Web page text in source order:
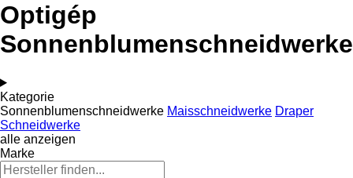
Optigép
Sonnenblumenschneidwerke
Kategorie
Sonnenblumenschneidwerke Maisschneidwerke Draper
Schneidwerke
alle anzeigen
Marke